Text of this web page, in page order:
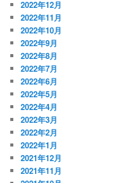
2022年12月
2022年11月
2022年10月
2022年9月
2022年8月
2022年7月
2022年6月
2022年5月
2022年4月
2022年3月
2022年2月
2022年1月
2021年12月
2021年11月